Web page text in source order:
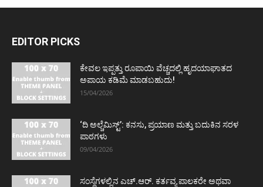
EDITOR PICKS
ಕೇವಲ ಇಪ್ಪತ್ತು ರೂಪಾಯಿ ವೆಚ್ಚದಲ್ಲಿ ಹೃದಯಾಘಾತದ
ಅಪಾಯ ಕಡಿಮೆ ಮಾಡಬಹುದು!
15/04/2026
‘ದಿ ಅಲ್ಚೆಮಿಸ್ಟ್’: ಕನಸು, ಪ್ರಯಾಣ ಮತ್ತು ಬದುಕಿನ ಸರಳ
ಪಾಠಗಳು
09/04/2026
ಸಂಸ್ಥೆಗಳಲ್ಲಿನ ಎಚ್.ಆರ್. ಕರ್ತವ್ಯ ಪಾಲಕರೇ ಅಥವಾ